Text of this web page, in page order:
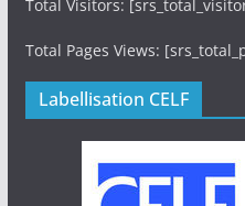
Total Visitors:
Total Pages Views:
Labellisation CELF